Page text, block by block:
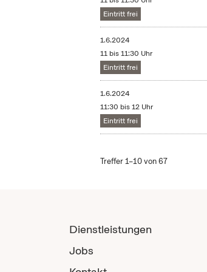
Eintritt frei
1.6.2024
11 bis 11:30 Uhr
Eintritt frei
1.6.2024
11:30 bis 12 Uhr
Eintritt frei
Treffer 1–10 von 67
Dienstleistungen
Jobs